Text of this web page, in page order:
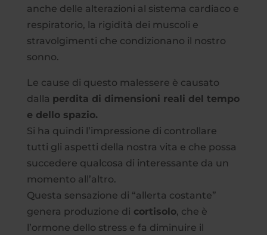
anche delle alterazioni al sistema cardiaco e
respiratorio, la rigidità dei muscoli e
stravolgimenti che condizionano il nostro
sonno.
Le cause di questo malessere è causato
dalla perdita di dimensioni reali del tempo
e dello spazio.
Si ha quindi l’impressione di controllare
tutti gli aspetti della nostra vita e che possa
succedere qualcosa di interessante da un
momento all’altro.
Questa sensazione di “allerta costante”
genera produzione di cortisolo, che è
l’ormone dello stress e fa diminuire il